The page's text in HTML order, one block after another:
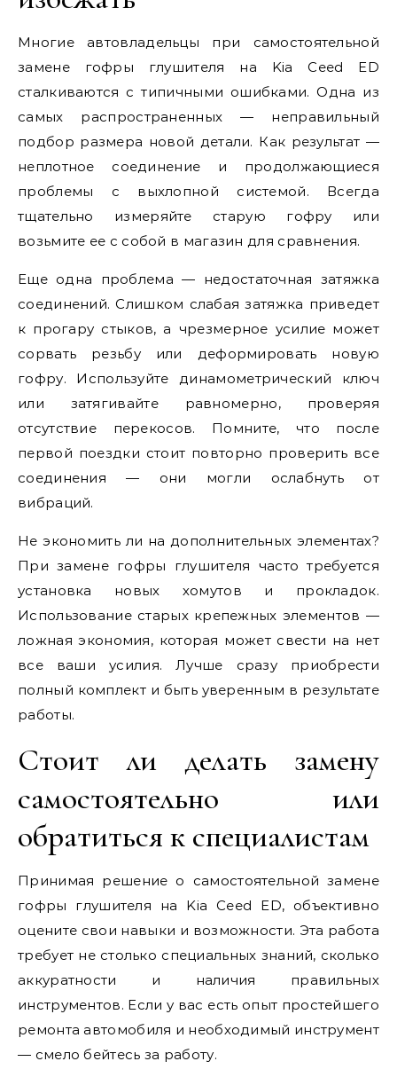
Многие автовладельцы при самостоятельной
замене гофры глушителя на Kia Ceed ED
сталкиваются с типичными ошибками. Одна из
самых распространенных — неправильный
подбор размера новой детали. Как результат —
неплотное соединение и продолжающиеся
проблемы с выхлопной системой. Всегда
тщательно измеряйте старую гофру или
возьмите ее с собой в магазин для сравнения.
Еще одна проблема — недостаточная затяжка
соединений. Слишком слабая затяжка приведет
к прогару стыков, а чрезмерное усилие может
сорвать резьбу или деформировать новую
гофру. Используйте динамометрический ключ
или затягивайте равномерно, проверяя
отсутствие перекосов. Помните, что после
первой поездки стоит повторно проверить все
соединения — они могли ослабнуть от
вибраций.
Не экономить ли на дополнительных элементах?
При замене гофры глушителя часто требуется
установка новых хомутов и прокладок.
Использование старых крепежных элементов —
ложная экономия, которая может свести на нет
все ваши усилия. Лучше сразу приобрести
полный комплект и быть уверенным в результате
работы.
Стоит ли делать замену
самостоятельно или
обратиться к специалистам
Принимая решение о самостоятельной замене
гофры глушителя на Kia Ceed ED, объективно
оцените свои навыки и возможности. Эта работа
требует не столько специальных знаний, сколько
аккуратности и наличия правильных
инструментов. Если у вас есть опыт простейшего
ремонта автомобиля и необходимый инструмент
— смело бейтесь за работу.